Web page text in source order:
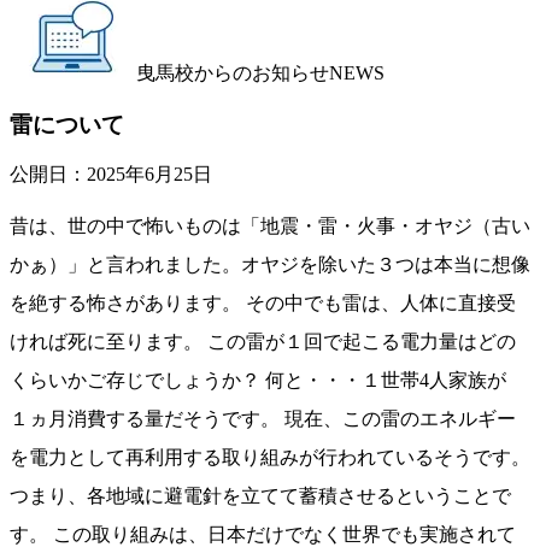
曳馬校からのお知らせNEWS
雷について
公開日： 2025年6月25日
昔は、世の中で怖いものは「地震・雷・火事・オヤジ（古い
かぁ）」と言われました。オヤジを除いた３つは本当に想像
を絶する怖さがあります。 その中でも雷は、人体に直接受
ければ死に至ります。 この雷が１回で起こる電力量はどの
くらいかご存じでしょうか？ 何と・・・１世帯4人家族が
１ヵ月消費する量だそうです。 現在、この雷のエネルギー
を電力として再利用する取り組みが行われているそうです。
つまり、各地域に避電針を立てて蓄積させるということで
す。 この取り組みは、日本だけでなく世界でも実施されて